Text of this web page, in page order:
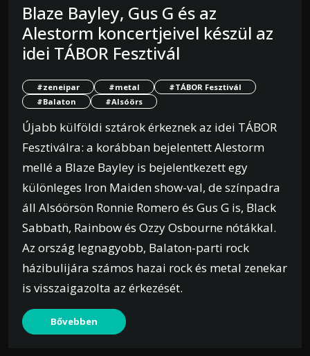
Blaze Bayley, Gus G és az
Alestorm koncertjeivel készül az
idei TÁBOR Fesztivál
#zeneipar #metal
#TÁBOR Fesztivál
#Balaton
#Alsóörs
Újabb külföldi sztárok érkeznek az idei TÁBOR
Fesztiválra: a korábban bejelentett Alestorm
mellé a Blaze Bayley is bejelentkezett egy
különleges Iron Maiden show-val, de színpadra
áll Alsóörsön Ronnie Romero és Gus G is, Black
Sabbath, Rainbow és Ozzy Osbourne nótákkal.
Az ország legnagyobb, Balaton-parti rock
házibulijára számos hazai rock és metal zenekar
is visszaigazolta az érkezését.
Bővebben